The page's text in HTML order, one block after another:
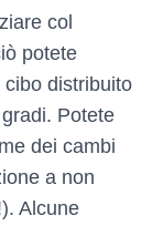
col
potete
distribuito
Potete
dei cambi
a non
Alcune